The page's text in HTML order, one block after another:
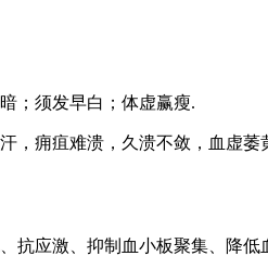
；须发早白；体虚赢瘦.
痈疽难溃，久溃不敛，血虚萎
抗应激、抑制血小板聚集、降